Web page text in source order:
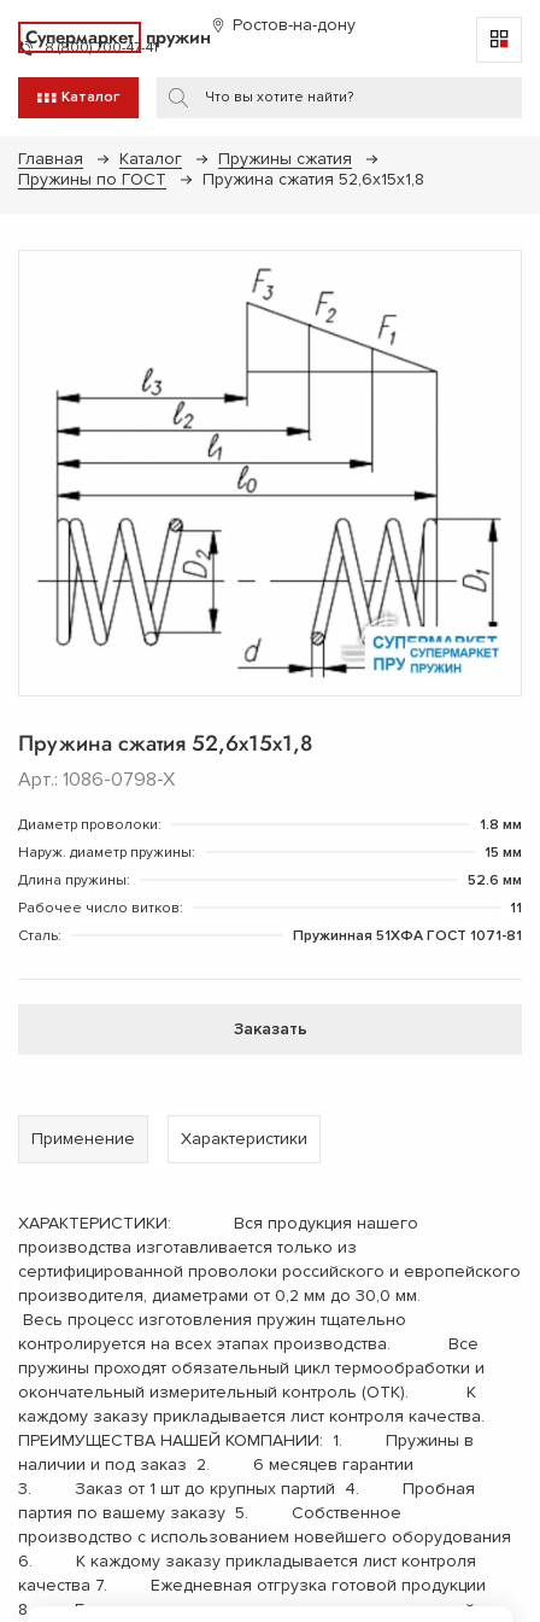
Супермаркет пружин Ростов-на-дону
8 (800) 700-47-41
Каталог
Главная Каталог
Пружины сжатия
Пружины по ГОСТ
Пружина сжатия 52,6х15х1,8
Пружина сжатия 52,6х15х1,8
Арт.: 1086-0798-Х
Диаметр проволоки:
1.8 мм
Наруж. диаметр пружины:
15 мм
Длина пружины:
52.6 мм
Рабочее число витков:
11
Сталь:
Пружинная 51ХФА ГОСТ 1071-81
Заказать
Применение Характеристики
ХАРАКТЕРИСТИКИ: Вся продукция нашего
производства изготавливается только из
сертифицированной проволоки российского и европейского
производителя, диаметрами от 0,2 мм до 30,0 мм.
Весь процесс изготовления пружин тщательно
контролируется на всех этапах производства. Все
пружины проходят обязательный цикл термообработки и
окончательный измерительный контроль (ОТК). К
каждому заказу прикладывается лист контроля качества.
ПРЕИМУЩЕСТВА НАШЕЙ КОМПАНИИ: 1. Пружины в
наличии и под заказ 2. 6 месяцев гарантии
3. Заказ от 1 шт до крупных партий 4. Пробная
партия по вашему заказу 5. Собственное
производство с использованием новейшего оборудования
6. К каждому заказу прикладывается лист контроля
качества 7. Ежедневная отгрузка готовой продукции
8. Бесплатная доставка до терминала транспортной